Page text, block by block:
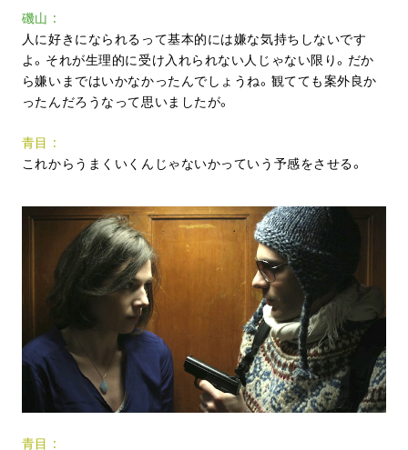
磯山
人に好きになられるって基本的には嫌な気持ちしないです
よ。それが生理的に受け入れられない人じゃない限り。だか
ら嫌いまではいかなかったんでしょうね。観てても案外良か
ったんだろうなって思いましたが。
青目
これからうまくいくんじゃないかっていう予感をさせる。
青目